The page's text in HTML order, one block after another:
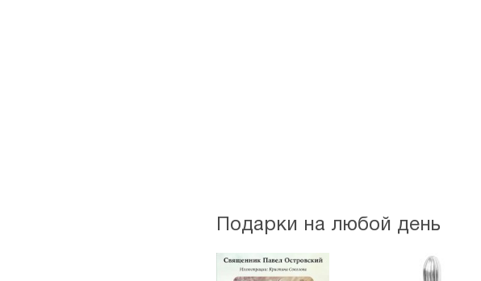
Подарки на любой день